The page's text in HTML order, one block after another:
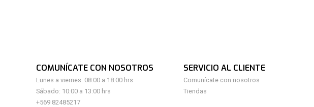
COMUNÍCATE CON NOSOTROS
Lunes a viernes: 08:00 a 18:00 hrs
Sábado: 10:00 a 13:00 hrs
+569 82485217
SERVICIO AL CLIENTE
Comunícate con nosotros
Tiendas